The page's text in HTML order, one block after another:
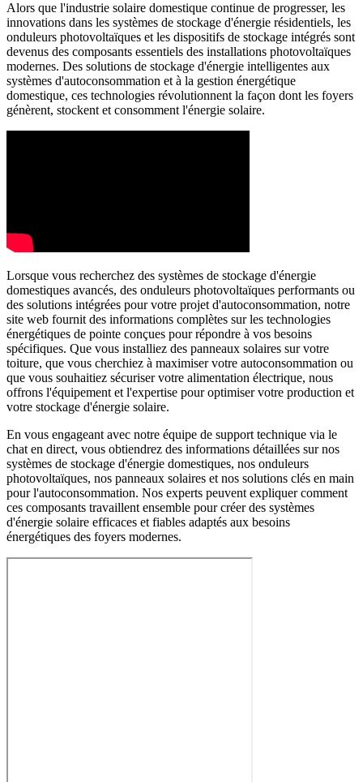
Alors que l'industrie solaire domestique continue de progresser, les
innovations dans les systèmes de stockage d'énergie résidentiels, les
onduleurs photovoltaïques et les dispositifs de stockage intégrés sont
devenus des composants essentiels des installations photovoltaïques
modernes. Des solutions de stockage d'énergie intelligentes aux
systèmes d'autoconsommation et à la gestion énergétique
domestique, ces technologies révolutionnent la façon dont les foyers
génèrent, stockent et consomment l'énergie solaire.
Lorsque vous recherchez des systèmes de stockage d'énergie
domestiques avancés, des onduleurs photovoltaïques performants ou
des solutions intégrées pour votre projet d'autoconsommation, notre
site web fournit des informations complètes sur les technologies
énergétiques de pointe conçues pour répondre à vos besoins
spécifiques. Que vous installiez des panneaux solaires sur votre
toiture, que vous cherchiez à maximiser votre autoconsommation ou
que vous souhaitiez sécuriser votre alimentation électrique, nous
offrons l'équipement et l'expertise pour optimiser votre production et
votre stockage d'énergie solaire.
En vous engageant avec notre équipe de support technique via le
chat en direct, vous obtiendrez des informations détaillées sur nos
systèmes de stockage d'énergie domestiques, nos onduleurs
photovoltaïques, nos panneaux solaires et nos solutions clés en main
pour l'autoconsommation. Nos experts peuvent expliquer comment
ces composants travaillent ensemble pour créer des systèmes
d'énergie solaire efficaces et fiables adaptés aux besoins
énergétiques des foyers modernes.